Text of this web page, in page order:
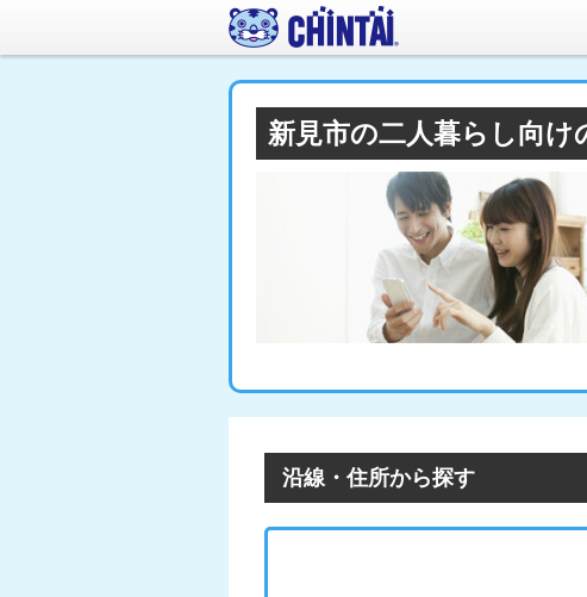
新見市の二人暮らし向け
沿線・住所から探す